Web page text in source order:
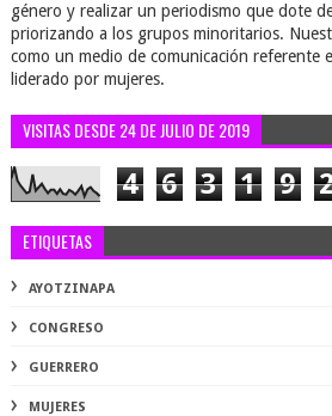
género y realizar un periodismo que dote
priorizando a los grupos minoritarios.
como un medio de comunicación referente
liderado por mujeres.
VISITAS DESDE 24 DE JULIO DE 2019
4 6 3 1 9
ETIQUETAS
AYOTZINAPA
CONGRESO
GUERRERO
MUJERES